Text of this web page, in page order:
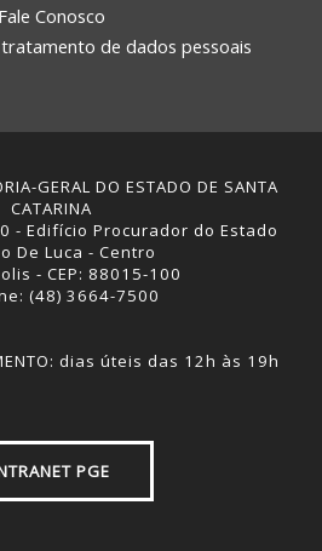
Fale Conosco
de dados pessoais
GERAL DO ESTADO DE SANTA
CATARINA
- Edifício Procurador do Estado
De Luca - Centro
- CEP: 88015-100
(48) 3664-7500
dias úteis das 12h às 19h
PGE